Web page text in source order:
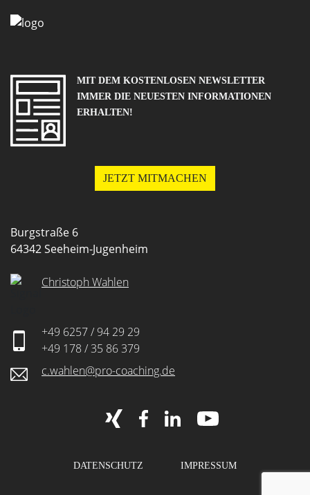
MIT DEM KOSTENLOSEN NEWSLETTER
IMMER DIE NEUESTEN INFORMATIONEN
ERHALTEN!
JETZT MITMACHEN
Burgstraße 6
64342 Seeheim-Jugenheim
Christoph Wahlen
+49 6257 / 94 29 29
+49 178 / 35 86 379
c.wahlen@pro-coaching.de
DATENSCHUTZ IMPRESSUM